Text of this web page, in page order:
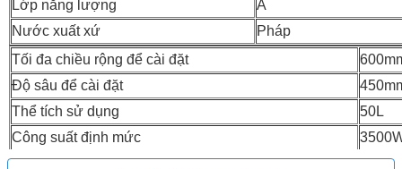
Lớp năng lượng
A
Nước xuất xứ
Pháp
Tối đa chiều rộng để cài đặt
Độ sâu để cài đặt
Thể tích sử dụng
50L
Công suất định mức